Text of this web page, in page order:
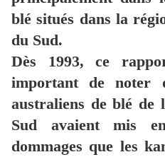
blé situés dans la
du Sud.
Dès 1993, ce
important de noter
australiens de blé de
Sud avaient mis
dommages que les